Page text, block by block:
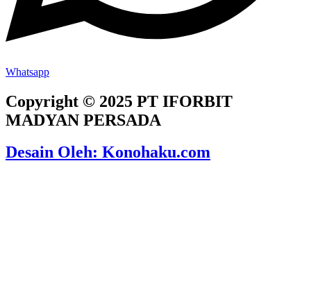
Whatsapp
Copyright © 2025 PT IFORBIT
MADYAN PERSADA
Desain Oleh: Konohaku.com